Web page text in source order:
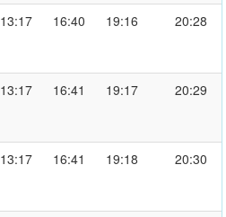
13:17 16:40 19:16 20:28
13:17 16:41 19:17 20:29
13:17 16:41 19:18 20:30